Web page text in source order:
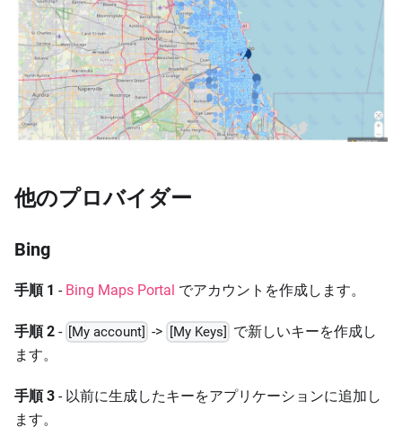
他のプロバイダー
Bing
手順 1 - Bing Maps Portal でアカウントを作成します。
手順 2 - [My account] -> [My Keys] で新しいキーを作成し
ます。
手順 3 - 以前に生成したキーをアプリケーションに追加し
ます。